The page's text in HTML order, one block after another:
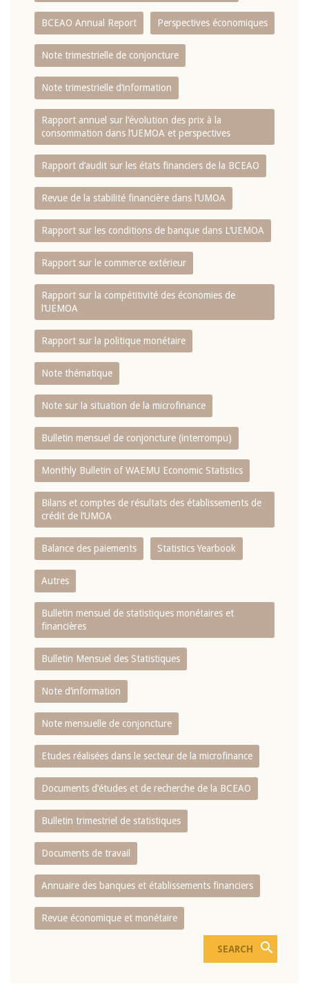
BCEAO Annual Report Perspectives économiques
Note trimestrielle de conjoncture
Note trimestrielle d‘information
Rapport annuel sur l‘évolution des prix à la
consommation dans l‘UEMOA et perspectives
Rapport d‘audit sur les états financiers de la BCEAO
Revue de la stabilité financière dans l‘UMOA
Rapport sur les conditions de banque dans L‘UEMOA
Rapport sur le commerce extérieur
Rapport sur la compétitivité des économies de
l‘UEMOA
Rapport sur la politique monétaire
Note thématique
Note sur la situation de la microfinance
Bulletin mensuel de conjoncture (interrompu)
Monthly Bulletin of WAEMU Economic Statistics
Bilans et comptes de résultats des établissements de
crédit de l‘UMOA
Balance des paiements Statistics Yearbook
Autres
Bulletin mensuel de statistiques monétaires et
financières
Bulletin Mensuel des Statistiques
Note d’information
Note mensuelle de conjoncture
Etudes réalisées dans le secteur de la microfinance
Documents d’études et de recherche de la BCEAO
Bulletin trimestriel de statistiques
Documents de travail
Annuaire des banques et établissements financiers
Revue économique et monétaire